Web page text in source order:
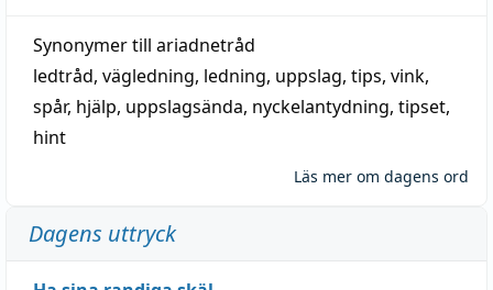
Synonymer till ariadnetråd
ledtråd, vägledning, ledning, uppslag, tips, vink,
spår, hjälp, uppslagsända, nyckelantydning, tipset,
hint
Läs mer om dagens ord
Dagens uttryck